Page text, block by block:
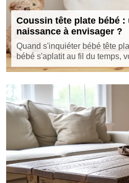
Coussin tête plate bébé :
naissance à envisager ?
Quand s'inquiéter bébé tête
bébé s'aplatit au fil du temps,